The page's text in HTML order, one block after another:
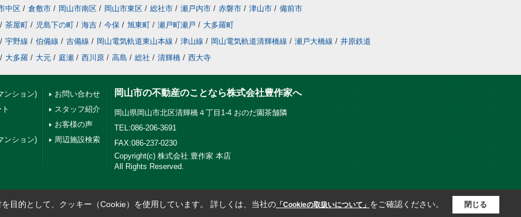
中区 / 倉敷市 / 岡山市南区 / 岡山市東区 / 総社市 / 瀬戸内市 / 赤磐市 / 津山市 / 備前市
/ 茶屋町 / 児島下の町 / 海吉 / 今保 / 旭東町 / 瀬戸町瀬戸 / 大多羅町
/ 宇野線 / 伯備線 / 吉備線 / 岡山電気軌道東山本線 / 津山線 / 岡山電気軌道清輝橋線 / 瀬戸大橋線 / 井原鉄道
/ 大多羅 / 大元 / 庭瀬 / 西川原 / 高島 / 総社 / 清輝橋 / 西大寺
ンション)
ンション)
お問い合わせ
スタッフ紹介
お客様の声
周辺施設検索
岡山市の不動産のことなら株式会社豊作家へ
岡山県岡山市北区清輝橋４丁目1-4 おのだ園茶舗隣
TEL:086-206-3691
FAX:086-237-0230
Copyright(c) 株式会社 豊作家 本店
All Rights Reserved.
目的として、クッキー（Cookie）を使用しています。 詳しくは、当社の「Cookieの取扱いについて」 をご確認ください。 閉じる